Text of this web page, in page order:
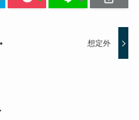
想定外